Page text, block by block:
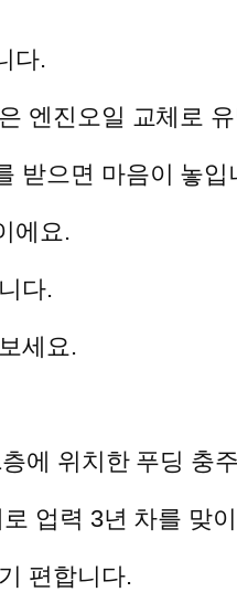
다.
엔진오일 교체로
받으면 마음이 놓입
에요.
다.
세요.
에 위치한 푸딩 충
업력 3년 차를 맞
편합니다.